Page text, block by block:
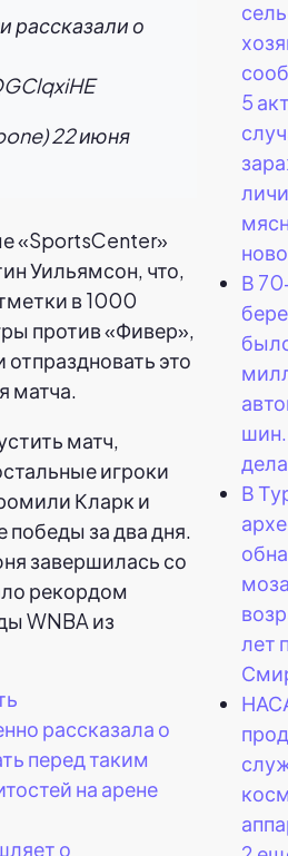
рассказали о
22 июня
«SportsCenter»
Уильямсон, что,
в 1000
против «Фивер»,
это
матча.
матч,
игроки
Кларк и
за два дня.
завершилась со
рекордом
WNBA из
рассказала о
перед таким
на арене
о
5
В
В
лет